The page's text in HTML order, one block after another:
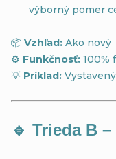
výborný pomer
📦 Vzhľad: Ako nový
⚙️ Funkčnosť: 100%
💡 Príklad:
🔹 Trieda B